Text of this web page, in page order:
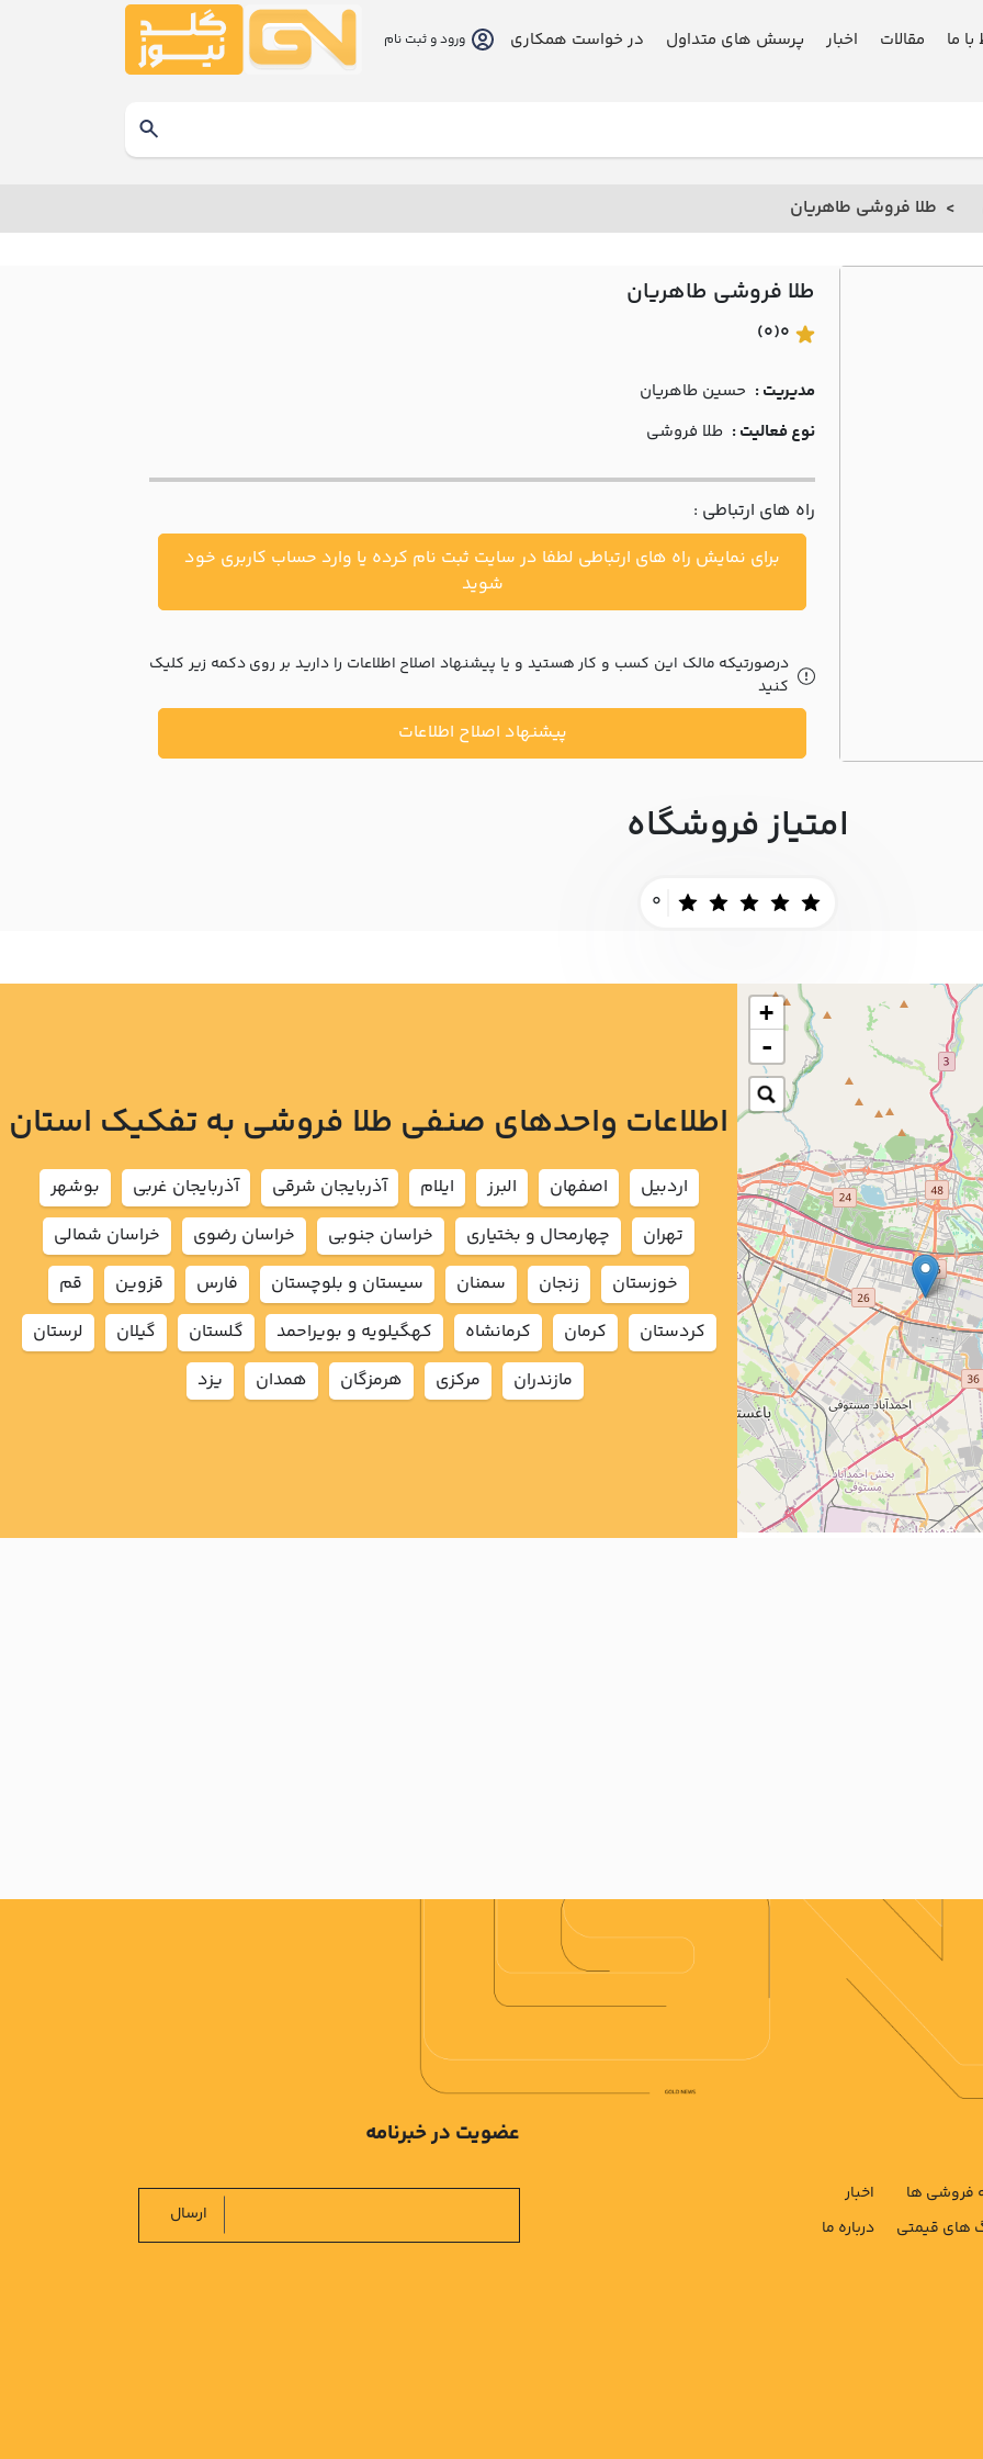
با ما مقالات اخبار پرسش های متداول در خواست همکاری ورود و ثبت نام
طلا فروشی طاهريان
طلا فروشی طاهريان
0
(0)
مدیریت : حسين طاهريان
نوع فعالیت : طلا فروشی
راه های ارتباطی :
برای نمایش راه های ارتباطی لطفا در سایت ثبت نام کرده یا وارد حساب کاربری خود
شوید
درصورتیکه مالک این کسب و کار هستید و یا پیشنهاد اصلاح اطلاعات را دارید بر روی دکمه زیر کلیک
کنید
پیشنهاد اصلاح اطلاعات
امتیاز فروشگاه
0
+
-
اطلاعات واحدهای صنفی طلا فروشی به تفکیک استان
اردبيل اصفهان البرز ايلام آذربايجان شرقي آذربايجان غربي
بوشهر
تهران
چهارمحال و بختياري خراسان جنوبي خراسان رضوي
خراسان شمالي
خوزستان
زنجان سمنان سيستان و بلوچستان فارس قزوين
قم
كردستان
كرمان كرمانشاه كهگيلويه و بويراحمد گلستان گيلان
لرستان
مازندران
مركزي هرمزگان همدان يزد
فروشی ها
های قیمتی
اخبار
درباره ما
عضویت در خبرنامه
ارسال